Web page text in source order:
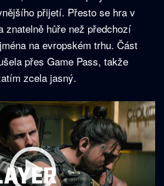
přijetí. Přesto se hra v
znatelně hůře než předchozí
na evropském trhu. Část
přes Game Pass, takže
zcela jasný.